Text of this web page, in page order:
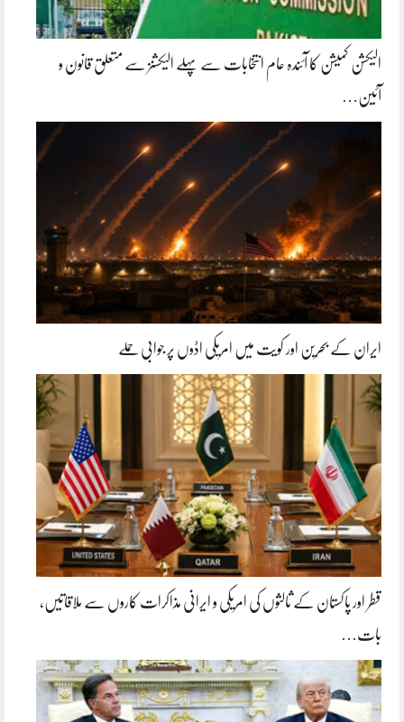
الیکشن کمیشن کا آئندہ عام انتخابات سے پہلے الیکشنز سے متعلق قانون و
آئین…
ایران کے بحرین اور کویت میں امریکی اڈوں پر جوابی حملے
قطر اور پاکستان کے ثالثوں کی امریکی و ایرانی مذاکرات کاروں سے ملاقاتیں،
بات…